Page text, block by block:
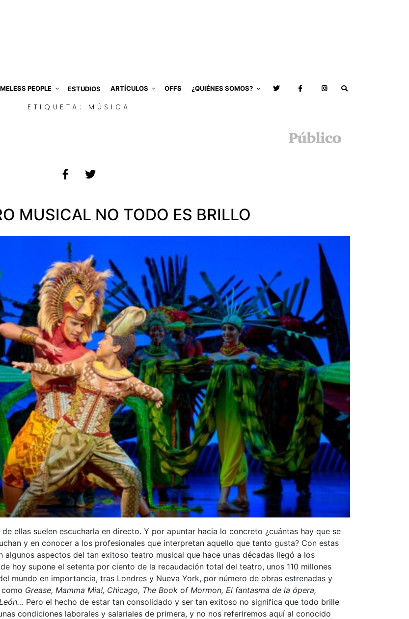
PEOPLE ESTUDIOS ARTÍCULOS OFFS ¿QUIÉNES SOMOS?
ETIQUETA: MÚSICA
MUSICAL NO TODO ES BRILLO
ellas suelen escucharla en directo. Y por apuntar hacia lo concreto ¿cuántas hay que se
y en conocer a los profesionales que interpretan aquello que tanto gusta? Con estas
algunos aspectos del tan exitoso teatro musical que hace unas décadas llegó a los
hoy supone el setenta por ciento de la recaudación total del teatro, unos 110 millones
mundo en importancia, tras Londres y Nueva York, por número de obras estrenadas y
Grease, Mamma Mia!, Chicago, The Book of Mormon, El fantasma de la ópera,
Pero el hecho de estar tan consolidado y ser tan exitoso no significa que todo brille
condiciones laborales y salariales de primera, y no nos referiremos aquí al conocido